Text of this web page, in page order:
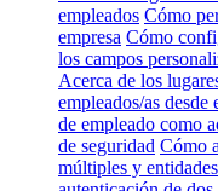
empleados Cómo
empresa Cómo
los campos
Acerca de los
empleados/as desde
de empleado como
de seguridad Cómo
múltiples y